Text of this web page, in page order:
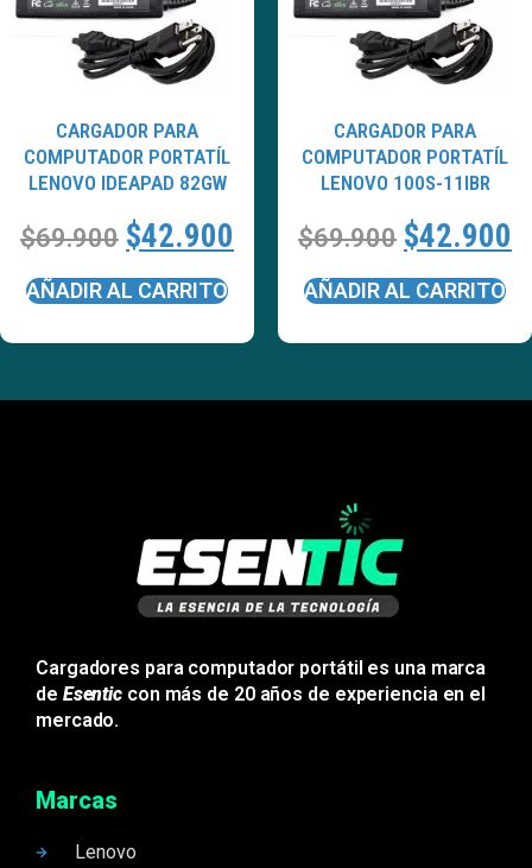
CARGADOR PARA
COMPUTADOR PORTATÍL
LENOVO IDEAPAD 82GW
$69.900 $42.900
AÑADIR AL CARRITO
CARGADOR PARA
COMPUTADOR PORTATÍL
LENOVO 100S-11IBR
$69.900 $42.900
AÑADIR AL CARRITO
Cargadores para computador portátil es una marca
de Esentic con más de 20 años de experiencia en el
mercado.
Marcas
Lenovo